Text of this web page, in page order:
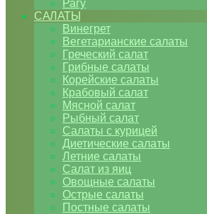
Рагу
САЛАТЫ
Винегрет
Вегетарианские салаты
Греческий салат
Грибные салаты
Корейские салаты
Крабовый салат
Мясной салат
Рыбный салат
Салаты с курицей
Диетические салаты
Летние салаты
Салат из яиц
Овощные салаты
Острые салаты
Постные салаты